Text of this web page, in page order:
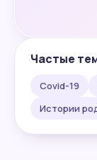
Частые
Covid-19
Истории